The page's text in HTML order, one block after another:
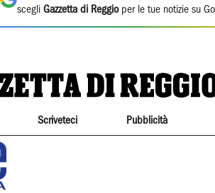
scegli Gazzetta di Reggioper le tue notizie su
Scriveteci Pubblicità